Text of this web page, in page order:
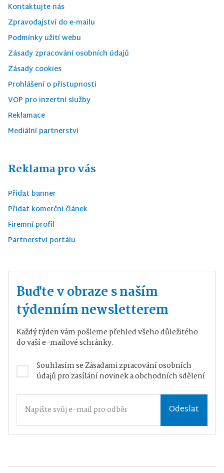
Kontaktujte nás
Zpravodajství do e-mailu
Podmínky užití webu
Zásady zpracování osobních údajů
Zásady cookies
Prohlášení o přístupnosti
VOP pro inzertní služby
Reklamace
Mediální partnerství
Reklama pro vás
Přidat banner
Přidat komerční článek
Firemní profil
Partnerství portálu
Buďte v obraze s naším
týdenním newsletterem
Každý týden vám pošleme přehled všeho důležitého
do vaší e-mailové schránky.
Souhlasím seZásadami zpracování osobních
údajůpro zasílání novinek a obchodních sdělení
Odeslat